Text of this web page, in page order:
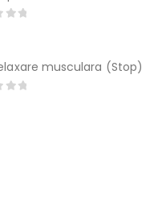
5
musculara (Stop)
5